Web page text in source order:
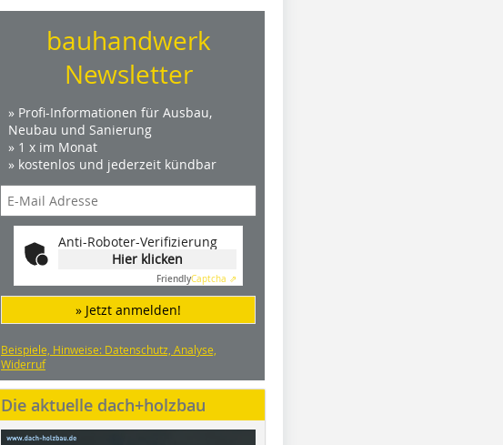
bauhandwerk
Newsletter
» Profi-Informationen für Ausbau,
Neubau und Sanierung
» 1 x im Monat
» kostenlos und jederzeit kündbar
Anti-Roboter-Verifizierung
Hier klicken
FriendlyCaptcha ⇗
» Jetzt anmelden!
Beispiele, Hinweise: Datenschutz, Analyse,
Widerruf
Die aktuelle dach+holzbau